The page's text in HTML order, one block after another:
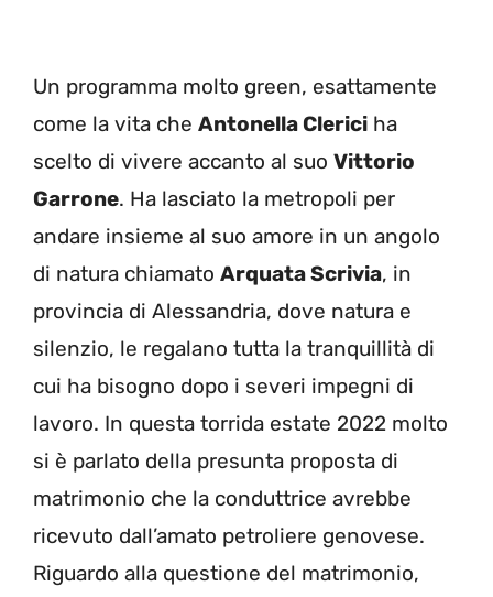
Un programma molto green, esattamente
come la vita che Antonella Clerici ha
scelto di vivere accanto al suo Vittorio
Garrone. Ha lasciato la metropoli per
andare insieme al suo amore in un angolo
di natura chiamato Arquata Scrivia, in
provincia di Alessandria, dove natura e
silenzio, le regalano tutta la tranquillità di
cui ha bisogno dopo i severi impegni di
lavoro. In questa torrida estate 2022 molto
si è parlato della presunta proposta di
matrimonio che la conduttrice avrebbe
ricevuto dall’amato petroliere genovese.
Riguardo alla questione del matrimonio,